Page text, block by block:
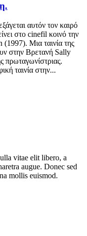
αυτόν τον καιρό
στο cinefil κοινό την
(1997). Μια ταινία της
στην Βρετανή Sally
πρωταγωνίστριας.
ταινία στην...
vitae elit libero, a
augue. Donec sed
mollis euismod.